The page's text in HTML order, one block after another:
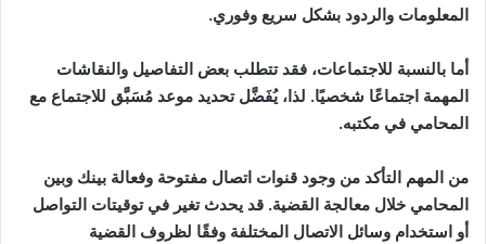
المعلومات والردود بشكل سريع وفوري.
أما بالنسبة للاجتماعات، فقد تتطلب بعض التفاصيل والنقاشات
المهمة اجتماعًا شخصيًا. لذا، يُفَضَّل تحديد موعد مُسَبَّق للاجتماع مع
المحامي في مكتبه.
من المهم التأكد من وجود قنوات اتصال مفتوحة وفعالة بينك وبين
المحامي خلال معالجة القضية. قد يحدث تغير في توقيتات التواصل
أو استخدام وسائل الاتصال المختلفة وفقًا لظروف القضية